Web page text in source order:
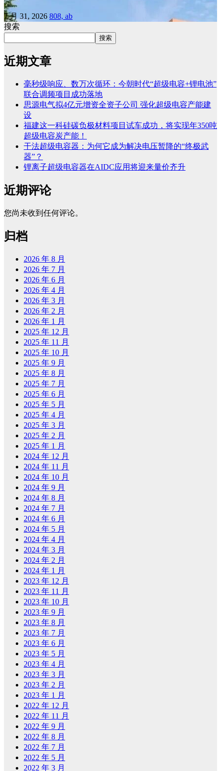
7 月 31, 2026 808, ab
搜索
搜索
近期文章
毫秒级响应、数万次循环：今朝时代“超级电容+锂电池”
联合调频项目成功落地
思源电气拟4亿元增资全资子公司 强化超级电容产能建
设
福建这一科硅碳负极材料项目试车成功，将实现年350吨
超级电容炭产能！
干法超级电容器：为何它成为解决电压暂降的“终极武
器”？
锂离子超级电容器在AIDC应用将迎来量价齐升
近期评论
您尚未收到任何评论。
归档
2026 年 8 月
2026 年 7 月
2026 年 6 月
2026 年 4 月
2026 年 3 月
2026 年 2 月
2026 年 1 月
2025 年 12 月
2025 年 11 月
2025 年 10 月
2025 年 9 月
2025 年 8 月
2025 年 7 月
2025 年 6 月
2025 年 5 月
2025 年 4 月
2025 年 3 月
2025 年 2 月
2025 年 1 月
2024 年 12 月
2024 年 11 月
2024 年 10 月
2024 年 9 月
2024 年 8 月
2024 年 7 月
2024 年 6 月
2024 年 5 月
2024 年 4 月
2024 年 3 月
2024 年 2 月
2024 年 1 月
2023 年 12 月
2023 年 11 月
2023 年 10 月
2023 年 9 月
2023 年 8 月
2023 年 7 月
2023 年 6 月
2023 年 5 月
2023 年 4 月
2023 年 3 月
2023 年 2 月
2023 年 1 月
2022 年 12 月
2022 年 11 月
2022 年 9 月
2022 年 8 月
2022 年 7 月
2022 年 5 月
2022 年 3 月